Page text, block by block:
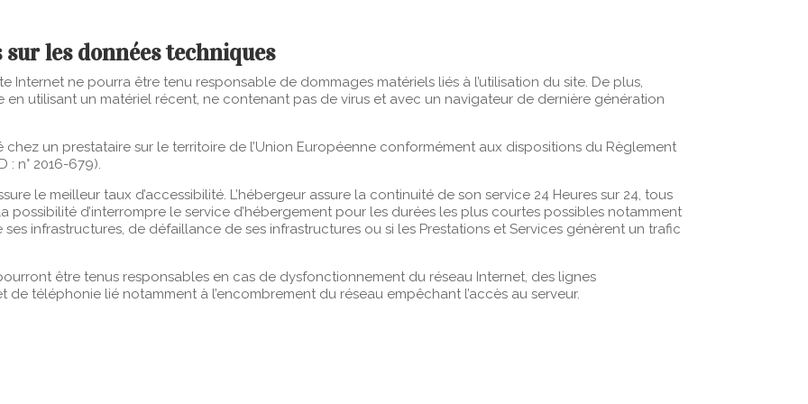
les données techniques
Internet ne pourra être tenu responsable de dommages matériels liés à l’utilisation du site. De plus,
en utilisant un matériel récent, ne contenant pas de virus et avec un navigateur de dernière génération
un prestataire sur le territoire de l’Union Européenne conformément aux dispositions du Règlement
: n° 2016-679).
le meilleur taux d’accessibilité. L’hébergeur assure la continuité de son service 24 Heures sur 24, tous
possibilité d’interrompre le service d’hébergement pour les durées les plus courtes possibles notamment
infrastructures, de défaillance de ses infrastructures ou si les Prestations et Services génèrent un trafic
être tenus responsables en cas de dysfonctionnement du réseau Internet, des lignes
téléphonie lié notamment à l’encombrement du réseau empêchant l’accès au serveur.